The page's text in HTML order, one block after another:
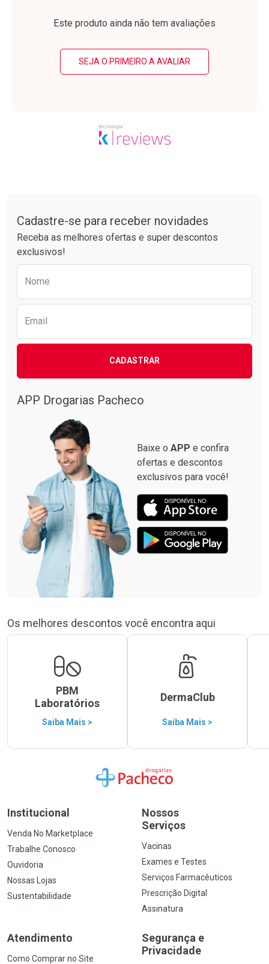
Laboratório
Por R$ 41,27/cada
Por Menos Laboratório
Por R$ 63,99/cada
Por Menos
Este produto ainda não tem avaliações
SEJA O PRIMEIRO A AVALIAR
Cadastre-se para receber novidades
Receba as melhores ofertas e super descontos
exclusivos!
Nome
Email
CADASTRAR
APP Drogarias Pacheco
Baixe o APP e confira
ofertas e descontos
exclusivos para você!
Os melhores descontos você encontra aqui
PBM
Laboratórios
Saiba Mais >
DermaClub
Saiba Mais >
Ir para a Home
Institucional
Venda No Marketplace
Trabalhe Conosco
Ouvidoria
Nossas Lojas
Sustentabilidade
Nossos
Serviços
Vacinas
Exames e Testes
Serviços Farmacêuticos
Prescrição Digital
Assinatura
Atendimento
Como Comprar no Site
Segurança e
Privacidade